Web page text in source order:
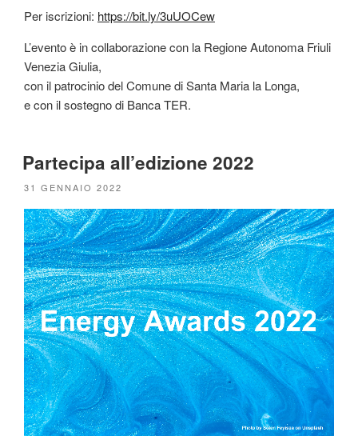
Per iscrizioni: https://bit.ly/3uUOCew
L’evento è in collaborazione con la Regione Autonoma Friuli
Venezia Giulia,
con il patrocinio del Comune di Santa Maria la Longa,
e con il sostegno di Banca TER.
Partecipa all’edizione 2022
PUBBLICATO
31 GENNAIO 2022